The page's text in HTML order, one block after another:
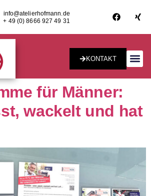
info@atelierhofmann.de
+ 49 (0) 8666 927 49 31
KONTAKT
für Männer:
wackelt und hat